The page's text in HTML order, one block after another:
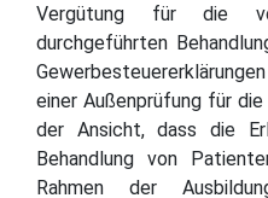
Vergütung für die
durchgeführten
einer Außenprüfung für
der Ansicht, dass die
Behandlung von
Rahmen der